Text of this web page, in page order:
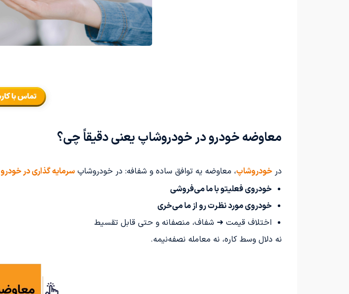
معاوضه خودرو در خودروشاپ یعنی دقیقاً چی؟
در خودروشاپ، معاوضه یه توافق ساده و شفافه: در خودروشاپ سرمایه گذاری در خودرو
خودروی فعلیتو با ما می‌فروشی
خودروی مورد نظرت رو از ما می‌خری
اختلاف قیمت ➜ شفاف، منصفانه و حتی قابل تقسیط
نه دلال وسط کاره، نه معامله نصفه‌نیمه.